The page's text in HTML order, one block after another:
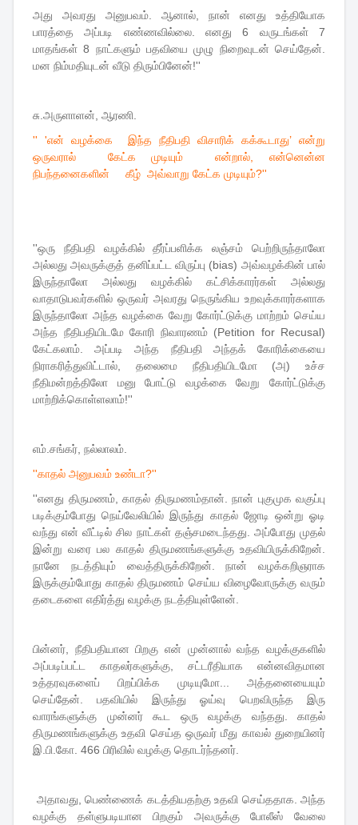
அது அவரது அனுபவம். ஆனால், நான் எனது உத்தியோக
பாரத்தை அப்படி எண்ணவில்லை. எனது 6 வருடங்கள் 7
மாதங்கள் 8 நாட்களும் பதவியை முழு நிறைவுடன் செய்தேன்.
மன நிம்மதியுடன் வீடு திரும்பினேன்!''
சு.அருளாளன், ஆரணி.
'' 'என் வழக்கை இந்த நீதிபதி விசாரிக் கக்கூடாது’ என்று
ஒருவரால் கேட்க முடியும் என்றால், என்னென்ன
நிபந்தனைகளின் கீழ் அவ்வாறு கேட்க முடியும்?''
''ஒரு நீதிபதி வழக்கில் தீர்ப்பளிக்க லஞ்சம் பெற்றிருந்தாலோ
அல்லது அவருக்குத் தனிப்பட்ட விருப்பு (bias) அவ்வழக்கின் பால்
இருந்தாலோ அல்லது வழக்கில் கட்சிக்காரர்கள் அல்லது
வாதாடுபவர்களில் ஒருவர் அவரது நெருங்கிய உறவுக்காரர்களாக
இருந்தாலோ அந்த வழக்கை வேறு கோர்ட்டுக்கு மாற்றம் செய்ய
அந்த நீதிபதியிடமே கோரி நிவாரணம் (Petition for Recusal)
கேட்கலாம். அப்படி அந்த நீதிபதி அந்தக் கோரிக்கையை
நிராகரித்துவிட்டால், தலைமை நீதிபதியிடமோ (அ) உச்ச
நீதிமன்றத்திலோ மனு போட்டு வழக்கை வேறு கோர்ட்டுக்கு
மாற்றிக்கொள்ளலாம்!''
எம்.சங்கர், நல்லாலம்.
''காதல் அனுபவம் உண்டா?''
''எனது திருமணம், காதல் திருமணம்தான். நான் புகுமுக வகுப்பு
படிக்கும்போது நெய்வேலியில் இருந்து காதல் ஜோடி ஒன்று ஓடி
வந்து என் வீட்டில் சில நாட்கள் தஞ்சமடைந்தது. அப்போது முதல்
இன்று வரை பல காதல் திருமணங்களுக்கு உதவியிருக்கிறேன்.
நானே நடத்தியும் வைத்திருக்கிறேன். நான் வழக்கறிஞராக
இருக்கும்போது காதல் திருமணம் செய்ய விழைவோருக்கு வரும்
தடைகளை எதிர்த்து வழக்கு நடத்தியுள்ளேன்.
பின்னர், நீதிபதியான பிறகு என் முன்னால் வந்த வழக்குகளில்
அப்படிப்பட்ட காதலர்களுக்கு, சட்டரீதியாக என்னவிதமான
உத்தரவுகளைப் பிறப்பிக்க முடியுமோ... அத்தனையையும்
செய்தேன். பதவியில் இருந்து ஓய்வு பெறவிருந்த இரு
வாரங்களுக்கு முன்னர் கூட ஒரு வழக்கு வந்தது. காதல்
திருமணங்களுக்கு உதவி செய்த ஒருவர் மீது காவல் துறையினர்
இ.பி.கோ. 466 பிரிவில் வழக்கு தொடர்ந்தனர்.
அதாவது, பெண்ணைக் கடத்தியதற்கு உதவி செய்ததாக. அந்த
வழக்கு தள்ளுபடியான பிறகும் அவருக்கு போலீஸ் வேலை